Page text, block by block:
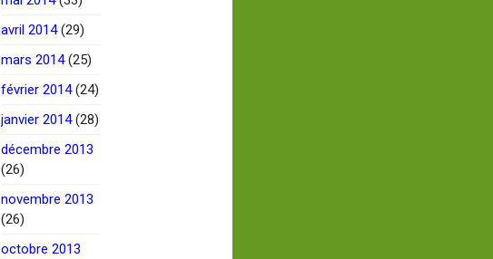
avril 2014(29)
mars 2014(25)
février 2014(24)
janvier 2014(28)
décembre 2013
(26)
novembre 2013
(26)
octobre 2013